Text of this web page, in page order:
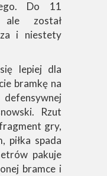
Do 11
ale został
i niestety
lepiej dla
bramkę na
Rzut
gry,
piłka spada
pakuje
bramce i